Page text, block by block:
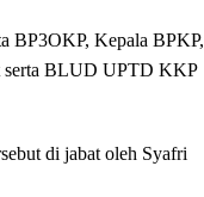
BP3OKP, Kepala BPKP,
serta BLUD UPTD KKP
di jabat oleh Syafri